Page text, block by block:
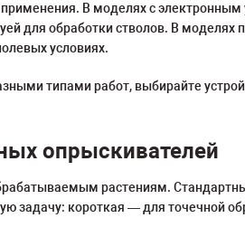
В моделях с электронным
для обработки стволов. В моделях
условиях.
типами работ, выбирайте
опрыскивателей
растениям.
задачу: короткая — для точечной